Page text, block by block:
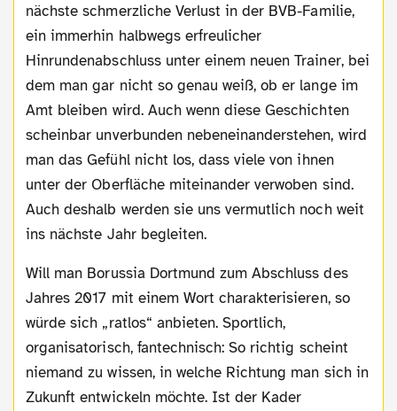
nächste schmerzliche Verlust in der BVB-Familie,
ein immerhin halbwegs erfreulicher
Hinrundenabschluss unter einem neuen Trainer, bei
dem man gar nicht so genau weiß, ob er lange im
Amt bleiben wird. Auch wenn diese Geschichten
scheinbar unverbunden nebeneinanderstehen, wird
man das Gefühl nicht los, dass viele von ihnen
unter der Oberfläche miteinander verwoben sind.
Auch deshalb werden sie uns vermutlich noch weit
ins nächste Jahr begleiten.
Will man Borussia Dortmund zum Abschluss des
Jahres 2017 mit einem Wort charakterisieren, so
würde sich „ratlos“ anbieten. Sportlich,
organisatorisch, fantechnisch: So richtig scheint
niemand zu wissen, in welche Richtung man sich in
Zukunft entwickeln möchte. Ist der Kader